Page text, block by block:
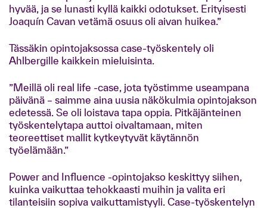
hyvää, ja se lunasti kyllä kaikki odotukset. Erityisesti
Joaquín Cavan vetämä osuus oli aivan huikea.”
Tässäkin opintojaksossa case-työskentely oli
Ahlbergille kaikkein mieluisinta.
”Meillä oli real life -case, jota työstimme useampana
päivänä – saimme aina uusia näkökulmia opintojakson
edetessä. Se oli loistava tapa oppia. Pitkäjänteinen
työskentelytapa auttoi oivaltamaan, miten
teoreettiset mallit kytkeytyvät käytännön
työelämään.”
Power and Influence -opintojakso keskittyy siihen,
kuinka vaikuttaa tehokkaasti muihin ja valita eri
tilanteisiin sopiva vaikuttamistyyli. Case-työskentelyn